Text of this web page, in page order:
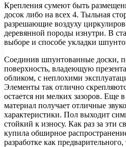
Крепления сумеют быть
досок либо на всех 4. Тыльная
разрешающие воздуху
деревянной породы изнутри. В
выборе и способе укладки
Соединив шпунтованные доски,
поверхность, владеющую
обликом, с неплохими
Элементы так отлично
остается ни мелких зазоров. Еще
материал получает отличные
характеристики. Пол выходит
стойкий к износу. Как раз за эти
купила обширное
разработке как